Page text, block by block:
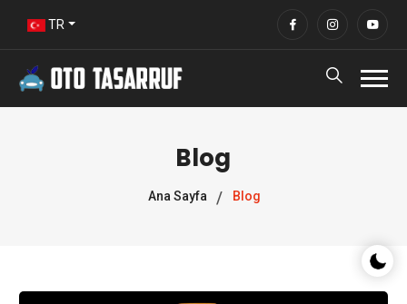
Gece/
TR
Blog
Ana Sayfa Blog